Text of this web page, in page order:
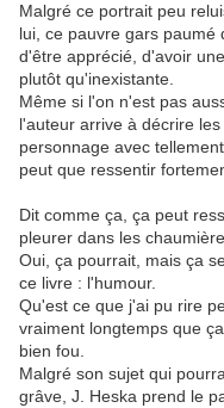
Malgré ce portrait peu
lui, ce pauvre gars paumé
d'être apprécié, d'avoir
plutôt qu'inexistante.
Même si l'on n'est pas
l'auteur arrive à décrire
personnage avec
peut que ressentir
Dit comme ça, ça peut
pleurer dans les
Oui, ça pourrait, mais ça
ce livre : l'humour.
Qu'est ce que j'ai pu rire
vraiment longtemps que
bien fou.
Malgré son sujet qui
grâve, J. Heska prend le